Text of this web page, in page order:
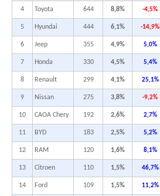
4 Toyota 644 8,8% -4,5%
5 Hyundai 444 6,1% -14,9%
6 Jeep 355 4,9% 5,0%
7 Honda 330 4,5% 5,4%
8 Renault 299 4,1% 25,1%
9 Nissan 275 3,8% -9,2%
10 CAOA Chery 192 2,6% 2,7%
11 BYD 183 2,5% 5,2%
12 RAM 120 1,6% 8,1%
13 Citroen 110 1,5% 46,7%
14 Ford 109 1,5% 11,2%